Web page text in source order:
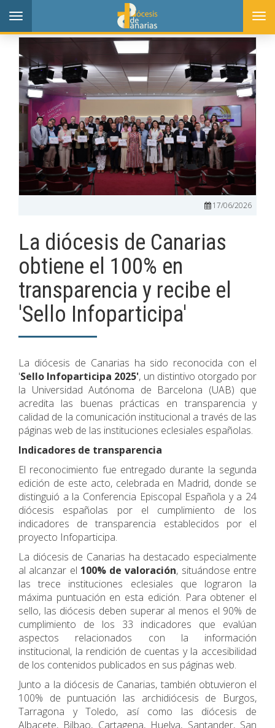
Toggle
navigation
17/06/2026
La diócesis de Canarias
obtiene el 100% en
transparencia y recibe el
'Sello Infoparticipa'
La diócesis de Canarias ha sido reconocida con el
'Sello Infoparticipa 2025', un distintivo otorgado por
la Universidad Autónoma de Barcelona (UAB) que
acredita las buenas prácticas en transparencia y
calidad de la comunicación institucional a través de las
páginas web de las instituciones eclesiales españolas.
Indicadores de transparencia
El reconocimiento fue entregado durante la segunda
edición de este acto, celebrada en Madrid, donde se
distinguió a la Conferencia Episcopal Española y a 24
diócesis españolas por el cumplimiento de los
indicadores de transparencia establecidos por el
proyecto Infoparticipa.
La diócesis de Canarias ha destacado especialmente
al alcanzar el 100% de valoración, situándose entre
las trece instituciones eclesiales que lograron la
máxima puntuación en esta edición. Para obtener el
sello, las diócesis deben superar al menos el 90% de
cumplimiento de los 33 indicadores que evalúan
aspectos relacionados con la información
institucional, la rendición de cuentas y la accesibilidad
de los contenidos publicados en sus páginas web.
Junto a la diócesis de Canarias, también obtuvieron el
100% de puntuación las archidiócesis de Burgos,
Tarragona y Toledo, así como las diócesis de
Albacete, Bilbao, Cartagena, Huelva, Santander, San